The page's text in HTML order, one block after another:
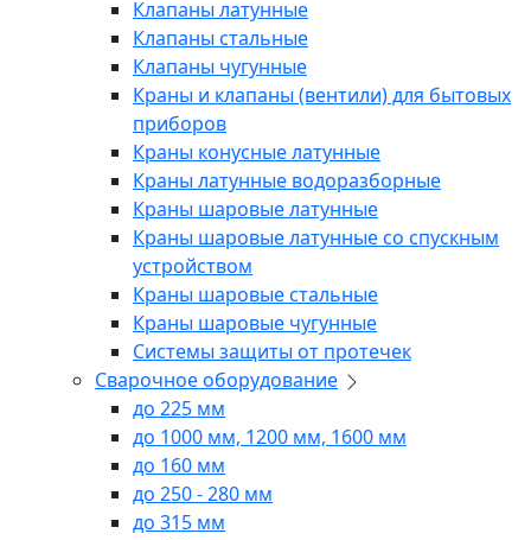
Клапаны латунные
Клапаны стальные
Клапаны чугунные
Краны и клапаны (вентили) для бытовых
приборов
Краны конусные латунные
Краны латунные водоразборные
Краны шаровые латунные
Краны шаровые латунные со спускным
устройством
Краны шаровые стальные
Краны шаровые чугунные
Системы защиты от протечек
Сварочное оборудование
до 225 мм
до 1000 мм, 1200 мм, 1600 мм
до 160 мм
до 250 - 280 мм
до 315 мм